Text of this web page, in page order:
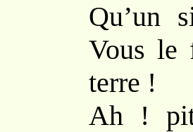
Qu’un
Vous le
terre !
Ah !